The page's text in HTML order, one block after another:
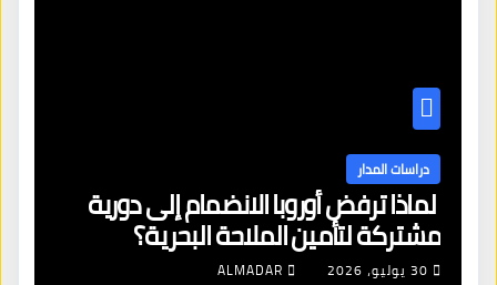
دراسات المدار
لماذا ترفض أوروبا الانضمام إلى دورية
مشتركة لتأمين الملاحة البحرية؟
30 يوليو، 2026 ALMADAR